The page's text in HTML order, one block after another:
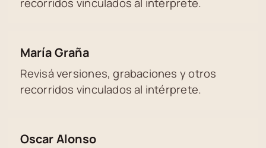
María Graña
Revisá versiones, grabaciones y otros
recorridos vinculados al intérprete.
Oscar Alonso